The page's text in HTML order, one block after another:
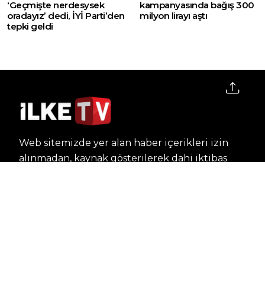
‘Geçmişte nerdesysek
oradayız’ dedi, İYİ Parti’den
tepki geldi
kampanyasında bağış 300
milyon lirayı aştı
Web sitemizde yer alan haber içerikleri izin
alınmadan, kaynak gösterilerek dahi iktibas